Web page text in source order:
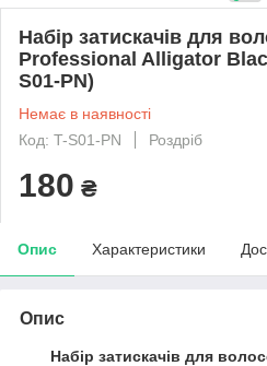
Набір затискачів для
Professional Alligator
S01-PN)
Немає в наявності
Код: T-S01-PN
Роздріб
180 ₴
Опис Характеристики
Опис
Набір затискачів для